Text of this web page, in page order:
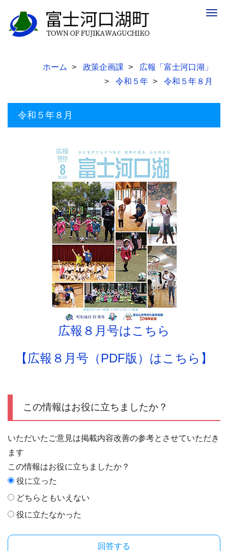
ホーム 政策企画課
広報「富士河口湖」
令和５年
令和５年８月
令和５年８月
広報８月号はこちら
【広報８月号（PDF版）はこちら】
この情報はお役に立ちましたか？
いただいたご意見は掲載内容改善の参考とさせていただき
ます
この情報はお役に立ちましたか？
役に立った
どちらともいえない
役に立たなかった